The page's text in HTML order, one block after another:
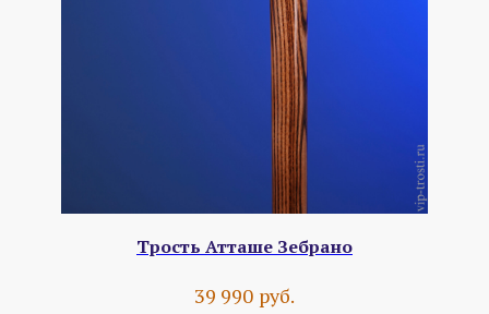
Трость Атташе Зебрано
39 990 руб.